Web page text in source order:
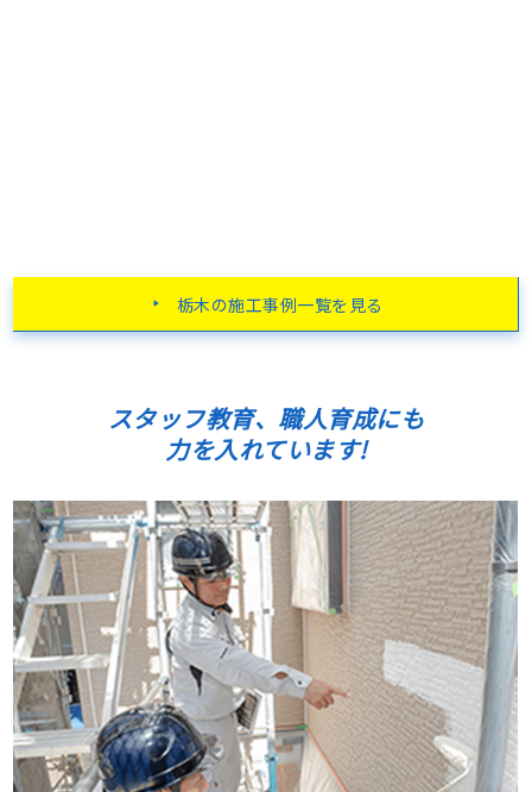
栃木の施工事例一覧を見る
スタッフ教育、職人育成にも
力を入れています!